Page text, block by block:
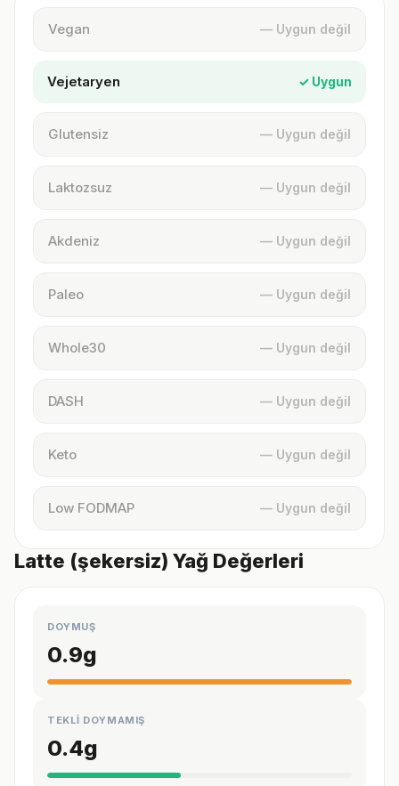
Vegan — Uygun değil
Vejetaryen ✓ Uygun
Glutensiz — Uygun değil
Laktozsuz — Uygun değil
Akdeniz — Uygun değil
Paleo — Uygun değil
Whole30 — Uygun değil
DASH — Uygun değil
Keto — Uygun değil
Low FODMAP — Uygun değil
Latte (şekersiz) Yağ Değerleri
DOYMUŞ
0.9g
TEKLİ DOYMAMIŞ
0.4g